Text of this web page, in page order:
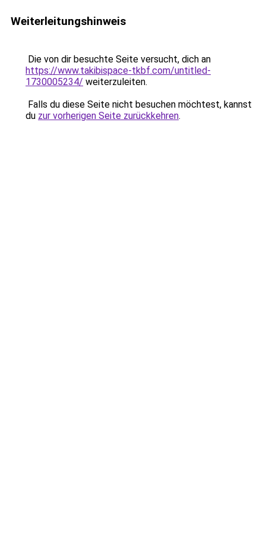
Weiterleitungshinweis
Die von dir besuchte Seite versucht, dich an
https://www.takibispace-tkbf.com/untitled-
1730005234/ weiterzuleiten.
Falls du diese Seite nicht besuchen möchtest, kannst
du zur vorherigen Seite zurückkehren.